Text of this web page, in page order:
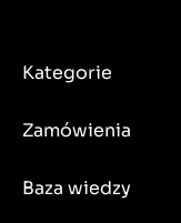
Kategorie
Zamówienia
Baza wiedzy